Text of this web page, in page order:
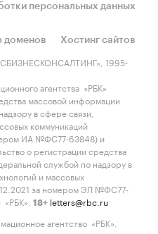
персональных данных
доменов
Хостинг сайтов
1995-
агентства «РБК»
массовой информации
в сфере связи,
коммуникаций
ИА №ФС77-63848) и
о регистрации средства
службой по надзору в
и массовых
за номером ЭЛ №ФС77-
18+ letters@rbc.ru
агентство «РБК».